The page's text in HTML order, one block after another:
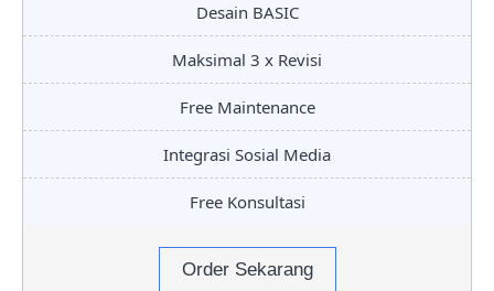
Desain BASIC
Maksimal 3 x Revisi
Free Maintenance
Integrasi Sosial Media
Free Konsultasi
Order Sekarang